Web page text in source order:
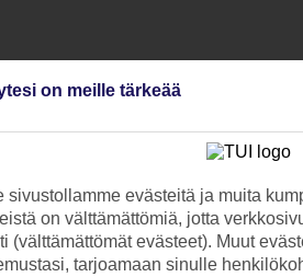
on meille tärkeää
sivustollamme evästeitä ja muita
on välttämättömiä, jotta
(välttämättömät evästeet). Muut
tarjoamaan sinulle